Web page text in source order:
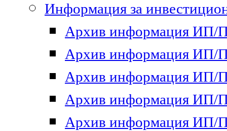
Информация за
Архив информация ИП/
Архив информация ИП/
Архив информация ИП/
Архив информация ИП/
Архив информация ИП/